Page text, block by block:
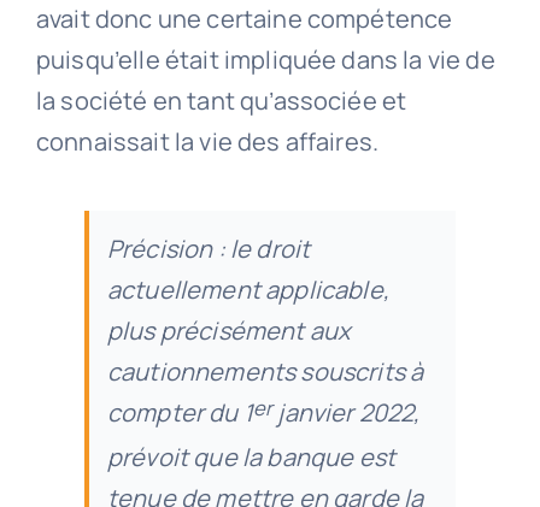
avait donc une certaine compétence
puisqu’elle était impliquée dans la vie de
la société en tant qu’associée et
connaissait la vie des affaires.
Précision : le droit
actuellement applicable,
plus précisément aux
cautionnements souscrits à
compter du 1erjanvier 2022,
prévoit que la banque est
tenue de mettre en garde la